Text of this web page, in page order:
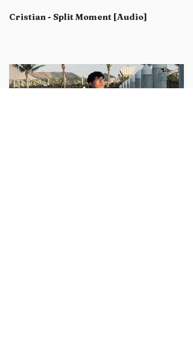
Cristian - Split Moment [Audio]